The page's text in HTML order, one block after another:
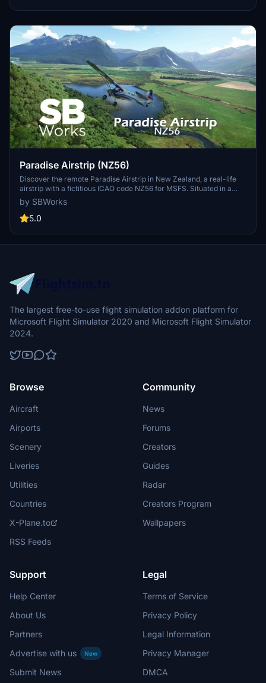
part of the "Marlborough airstrips project" by SBWorks, offering a
Paradise Airstrip (NZ56)
Discover the remote Paradise Airstrip in New Zealand, a real-life
airstrip with a fictitious ICAO code NZ56 for MSFS. Situated in a
stunning location amidst the landscapes of The Lord of the Rings
trilogy, this add-on features two grass runways at the foot of Mt
Alfred/Ari. Experience a peaceful aviation retreat in this unique
by SBWorks
5.0
The largest free-to-use flight simulation addon platform for
Microsoft Flight Simulator 2020 and Microsoft Flight Simulator
2024.
Browse
Aircraft
Airports
Scenery
Liveries
Utilities
Countries
X-Plane.to
RSS Feeds
Community
News
Forums
Creators
Guides
Radar
Creators Program
Wallpapers
Support
Help Center
About Us
Partners
Advertise with us
New
Submit News
Legal
Terms of Service
Privacy Policy
Legal Information
Privacy Manager
DMCA